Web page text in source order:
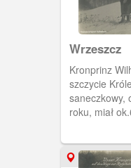
Wrzeszcz
Kronprinz
szczycie
saneczkowy,
roku, miał